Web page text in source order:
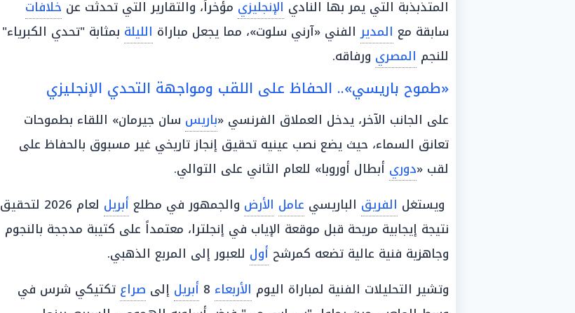
المتذبذبة التي يمر بها النادي الإنجليزي مؤخراً، والتقارير التي تحدثت عن خلافات
سابقة مع المديرالفني «آرني سلوت»، مما يجعل مباراة الليلة بمثابة "تحدي الكبرياء"
للنجم المصري ورفاقه.
«طموح باريسي».. الحفاظ على اللقب ومواجهة التحدي الإنجليزي
على الجانب الآخر، يدخل العملاق الفرنسي «باريس سان جيرمان» اللقاء بطموحات
تعانق السماء، حيث يضع نصب عينيه تحقيق إنجاز تاريخي غير مسبوق بالحفاظ على
لقب «دوري أبطال أوروبا» للعام الثاني على التوالي.
ويستغل الفريق الباريسي عامل الأرض والجمهور في مطلعأبريل
لعام 2026 لتحقيق
نتيجة إيجابية مريحة قبل موقعة الإياب في إنجلترا، معتمداً على كتيبة مدججة بالنجوم
وجاهزية فنية عالية تضعه كمرشح أول للعبور إلى المربع الذهبي.
وتشير التحليلات الفنية لمباراة اليوم الأربعاء أبريل إلى صراع تكتيكي شرس في